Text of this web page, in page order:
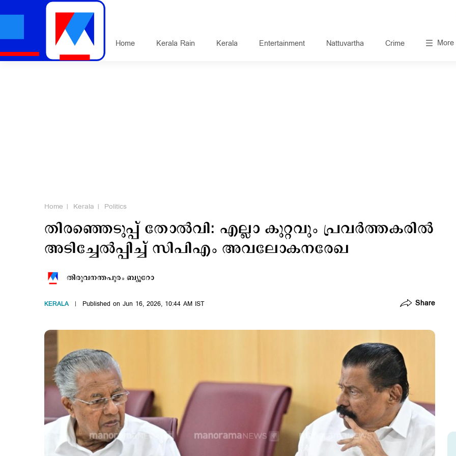
Home Kerala Rain Kerala Entertainment Nattuvartha Crime More
Home Kerala Politics
തിരഞ്ഞെടുപ്പ് തോൽവി: എല്ലാ കുറ്റവും പ്രവർത്തകരിൽ
അടിച്ചേൽപ്പിച്ച് സിപിഎം അവലോകനരേഖ
തിരുവനന്തപുരം ബ്യൂറോ
KERALA Published on Jun 16, 2026, 10:44 AM IST Share